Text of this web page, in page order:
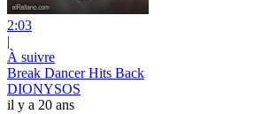
2:03
|
À suivre
Break Dancer Hits Back
DIONYSOS
il y a 20 ans